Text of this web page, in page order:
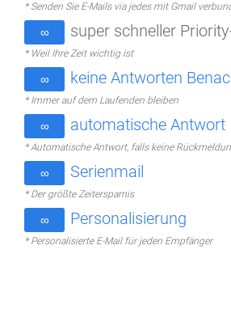
* Senden Sie E-Mails via jedes mit Gmail
∞ super schneller
* Weil Ihre Zeit wichtig ist
∞ keine Antworten
* Immer auf dem Laufenden bleiben
∞ automatische Antwort
* Automatische Antwort, falls keine
∞ Serienmail
* Der größte Zeitersparnis
∞ Personalisierung
* Personalisierte E-Mail für jeden Empfänger